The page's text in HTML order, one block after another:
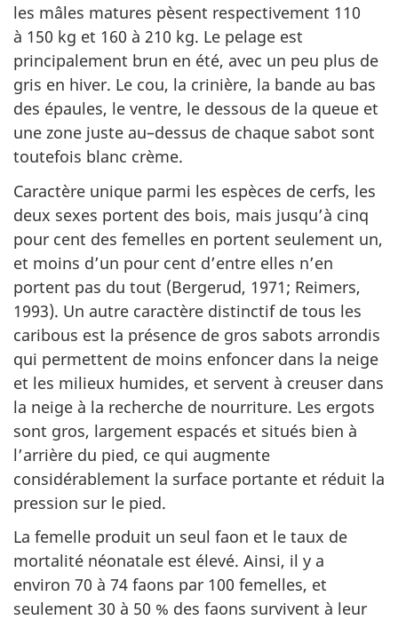
les mâles matures pèsent respectivement 110
à 150 kg et 160 à 210 kg. Le pelage est
principalement brun en été, avec un peu plus de
gris en hiver. Le cou, la crinière, la bande au bas
des épaules, le ventre, le dessous de la queue et
une zone juste au–dessus de chaque sabot sont
toutefois blanc crème.
Caractère unique parmi les espèces de cerfs, les
deux sexes portent des bois, mais jusqu’à cinq
pour cent des femelles en portent seulement un,
et moins d’un pour cent d’entre elles n’en
portent pas du tout (Bergerud, 1971; Reimers,
1993). Un autre caractère distinctif de tous les
caribous est la présence de gros sabots arrondis
qui permettent de moins enfoncer dans la neige
et les milieux humides, et servent à creuser dans
la neige à la recherche de nourriture. Les ergots
sont gros, largement espacés et situés bien à
l’arrière du pied, ce qui augmente
considérablement la surface portante et réduit la
pression sur le pied.
La femelle produit un seul faon et le taux de
mortalité néonatale est élevé. Ainsi, il y a
environ 70 à 74 faons par 100 femelles, et
seulement 30 à 50 % des faons survivent à leur